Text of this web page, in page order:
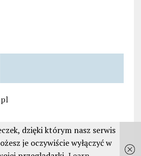
dzięki którym nasz serwis
je oczywiście wyłączyć w